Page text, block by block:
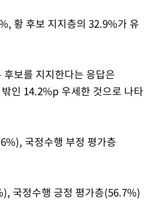
황 후보 지지층의 32.9%가 유
보를 지지한다는 응답은
인 14.2%p 우세한 것으로 나타
국정수행 부정 평가층
국정수행 긍정 평가층(56.7%)